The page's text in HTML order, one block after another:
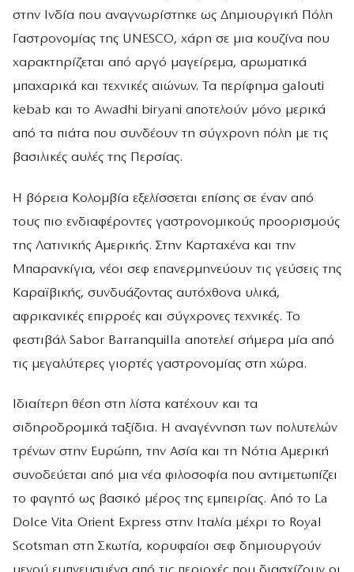
στην Ινδία που αναγνωρίστηκε ως Δημιουργική Πόλη
Γαστρονομίας της UNESCO, χάρη σε μια κουζίνα που
χαρακτηρίζεται από αργό μαγείρεμα, αρωματικά
μπαχαρικά και τεχνικές αιώνων. Τα περίφημα galouti
kebab και το Awadhi biryani αποτελούν μόνο μερικά
από τα πιάτα που συνδέουν τη σύγχρονη πόλη με τις
βασιλικές αυλές της Περσίας.
Η βόρεια Κολομβία εξελίσσεται επίσης σε έναν από
τους πιο ενδιαφέροντες γαστρονομικούς προορισμούς
της Λατινικής Αμερικής. Στην Καρταχένα και την
Μπαρανκίγια, νέοι σεφ επανερμηνεύουν τις γεύσεις της
Καραϊβικής, συνδυάζοντας αυτόχθονα υλικά,
αφρικανικές επιρροές και σύγχρονες τεχνικές. Το
φεστιβάλ Sabor Barranquilla αποτελεί σήμερα μία από
τις μεγαλύτερες γιορτές γαστρονομίας στη χώρα.
Ιδιαίτερη θέση στη λίστα κατέχουν και τα
σιδηροδρομικά ταξίδια. Η αναγέννηση των πολυτελών
τρένων στην Ευρώπη, την Ασία και τη Νότια Αμερική
συνοδεύεται από μια νέα φιλοσοφία που αντιμετωπίζει
το φαγητό ως βασικό μέρος της εμπειρίας. Από το La
Dolce Vita Orient Express στην Ιταλία μέχρι το Royal
Scotsman στη Σκωτία, κορυφαίοι σεφ δημιουργούν